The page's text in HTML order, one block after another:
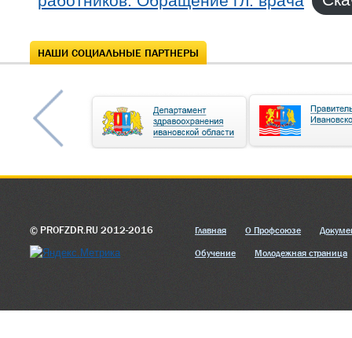
НАШИ СОЦИАЛЬНЫЕ ПАРТНЕРЫ
© PROFZDR.RU 2012-2016 Главная О Профсоюзе
Обучение Молодежная страница